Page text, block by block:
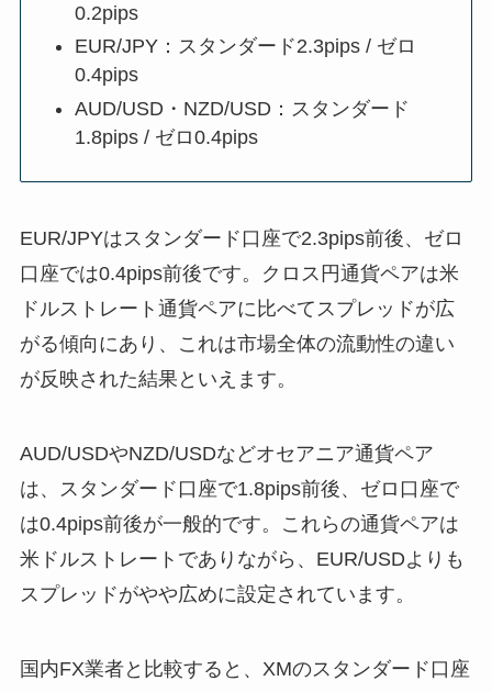
0.2pips
EUR/JPY：スタンダード2.3pips / ゼロ
0.4pips
AUD/USD・NZD/USD：スタンダード
1.8pips / ゼロ0.4pips
EUR/JPYはスタンダード口座で2.3pips前後、ゼロ
口座では0.4pips前後です。クロス円通貨ペアは米
ドルストレート通貨ペアに比べてスプレッドが広
がる傾向にあり、これは市場全体の流動性の違い
が反映された結果といえます。
AUD/USDやNZD/USDなどオセアニア通貨ペア
は、スタンダード口座で1.8pips前後、ゼロ口座で
は0.4pips前後が一般的です。これらの通貨ペアは
米ドルストレートでありながら、EUR/USDよりも
スプレッドがやや広めに設定されています。
国内FX業者と比較すると、XMのスタンダード口座